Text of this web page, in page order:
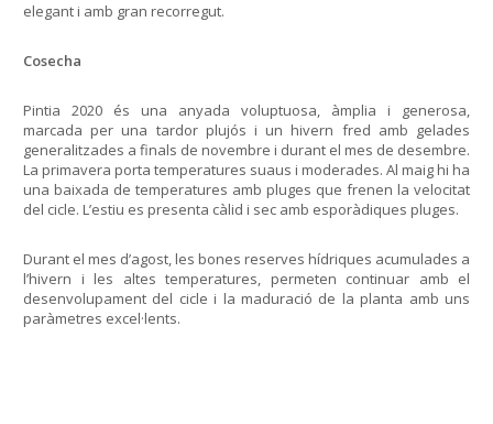
elegant i amb gran recorregut.
Cosecha
Pintia 2020 és una anyada voluptuosa, àmplia i generosa,
marcada per una tardor plujós i un hivern fred amb gelades
generalitzades a finals de novembre i durant el mes de desembre.
La primavera porta temperatures suaus i moderades. Al maig hi ha
una baixada de temperatures amb pluges que frenen la velocitat
del cicle. L’estiu es presenta càlid i sec amb esporàdiques pluges.
Durant el mes d’agost, les bones reserves hídriques acumulades a
l’hivern i les altes temperatures, permeten continuar amb el
desenvolupament del cicle i la maduració de la planta amb uns
paràmetres excel·lents.